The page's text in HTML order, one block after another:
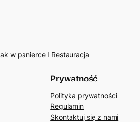
w panierce I Restauracja
Prywatność
Polityka prywatności
Regulamin
Skontaktuj się z nami